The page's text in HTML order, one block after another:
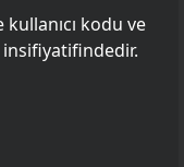
kodu ve
insifiyatifindedir.